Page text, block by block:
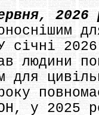
січні
людини
для
у 2025